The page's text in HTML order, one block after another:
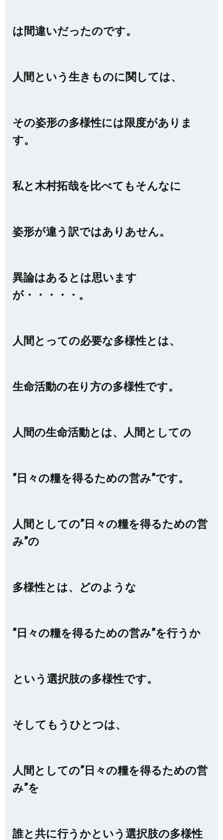
は間違いだったのです。
人間という生きものに関しては、
その姿形の多様性には限度がありま
す。
私と木村拓哉を比べてもそんなに
姿形が違う訳ではありあせん。
異論はあるとは思います
が・・・・・。
人間とっての必要な多様性とは、
生命活動の在り方の多様性です。
人間の生命活動とは、人間としての
”日々の糧を得るための営み”です。
人間としての”日々の糧を得るための営
み”の
多様性とは、どのような
”日々の糧を得るための営み”を行うか
という選択肢の多様性です。
そしてもうひとつは、
人間としての”日々の糧を得るための営
み”を
誰と共に行うかという選択肢の多様性